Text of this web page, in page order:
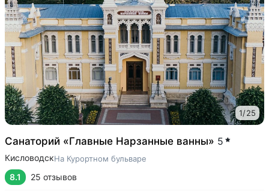
1/25
Санаторий «Главные Нарзанные ванны» 5
КисловодскНа Курортном бульваре
8.1 25 отзывов